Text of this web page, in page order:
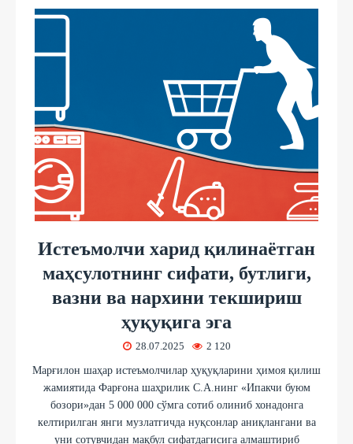
Истеъмолчи харид қилинаётган
маҳсулотнинг сифати, бутлиги,
вазни ва нархини текшириш
ҳуқуқига эга
28.07.2025 2 120
Марғилон шаҳар истеъмолчилар ҳуқуқларини ҳимоя қилиш
жамиятида Фарғона шаҳрилик С.А.нинг «Ипакчи буюм
бозори»дан 5 000 000 сўмга сотиб олиниб хонадонга
келтирилган янги музлатгичда нуқсонлар аниқлангани ва
уни сотувчидан мақбул сифатдагисига алмаштириб